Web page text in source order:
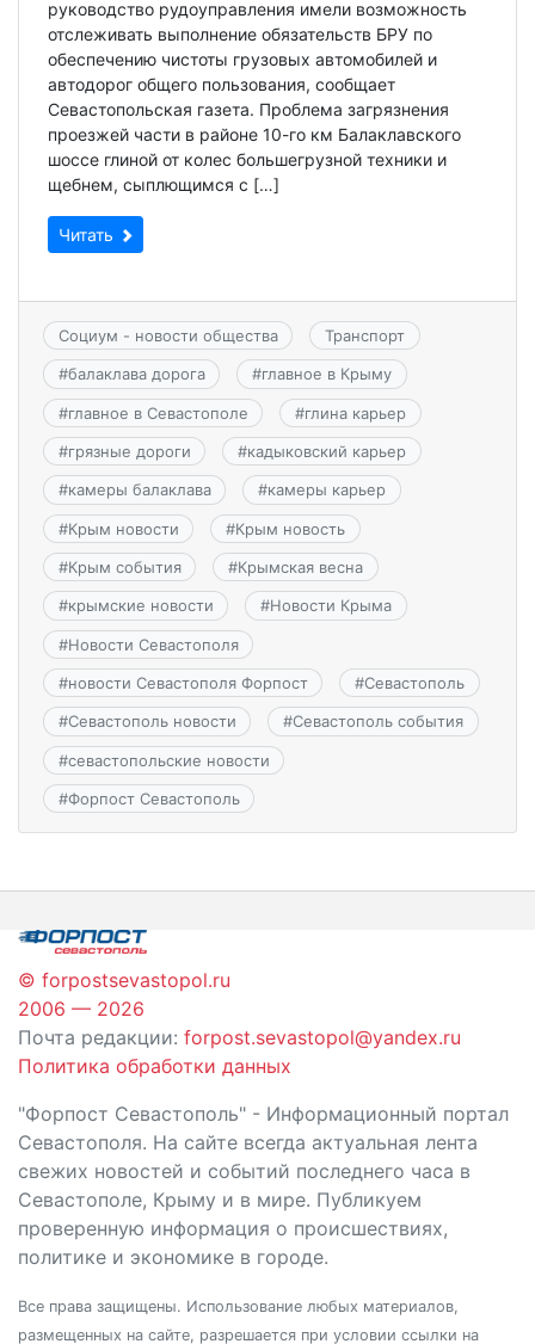
руководство рудоуправления имели возможность
отслеживать выполнение обязательств БРУ по
обеспечению чистоты грузовых автомобилей и
автодорог общего пользования, сообщает
Севастопольская газета. Проблема загрязнения
проезжей части в районе 10-го км Балаклавского
шоссе глиной от колес большегрузной техники и
щебнем, сыплющимся с […]
Читать
Социум - новости общества Транспорт
#балаклава дорога #главное в Крыму
#главное в Севастополе #глина карьер
#грязные дороги #кадыковский карьер
#камеры балаклава #камеры карьер
#Крым новости #Крым новость
#Крым события #Крымская весна
#крымские новости #Новости Крыма
#Новости Севастополя
#новости Севастополя Форпост #Севастополь
#Севастополь новости #Севастополь события
#севастопольские новости
#Форпост Севастополь
© forpostsevastopol.ru
2006 — 2026
Почта редакции: forpost.sevastopol@yandex.ru
Политика обработки данных
"Форпост Севастополь" - Информационный портал
Севастополя. На сайте всегда актуальная лента
свежих новостей и событий последнего часа в
Севастополе, Крыму и в мире. Публикуем
проверенную информация о происшествиях,
политике и экономике в городе.
Все права защищены. Использование любых материалов,
размещенных на сайте, разрешается при условии ссылки на